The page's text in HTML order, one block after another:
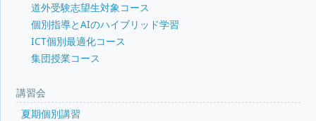
道外受験志望生対象コース
個別指導とAIのハイブリッド学習
ICT個別最適化コース
集団授業コース
講習会
夏期個別講習